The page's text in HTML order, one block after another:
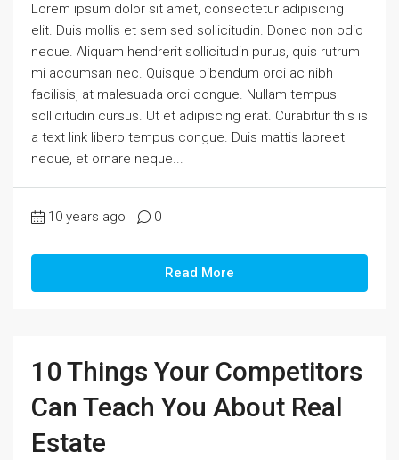
Lorem ipsum dolor sit amet, consectetur adipiscing
elit. Duis mollis et sem sed sollicitudin. Donec non odio
neque. Aliquam hendrerit sollicitudin purus, quis rutrum
mi accumsan nec. Quisque bibendum orci ac nibh
facilisis, at malesuada orci congue. Nullam tempus
sollicitudin cursus. Ut et adipiscing erat. Curabitur this is
a text link libero tempus congue. Duis mattis laoreet
neque, et ornare neque...
10 years ago 0
Read More
10 Things Your Competitors
Can Teach You About Real
Estate